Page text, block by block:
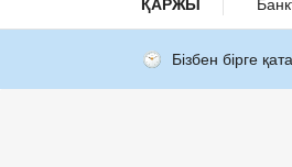
ҚАРЖЫ
Бізбен бірге